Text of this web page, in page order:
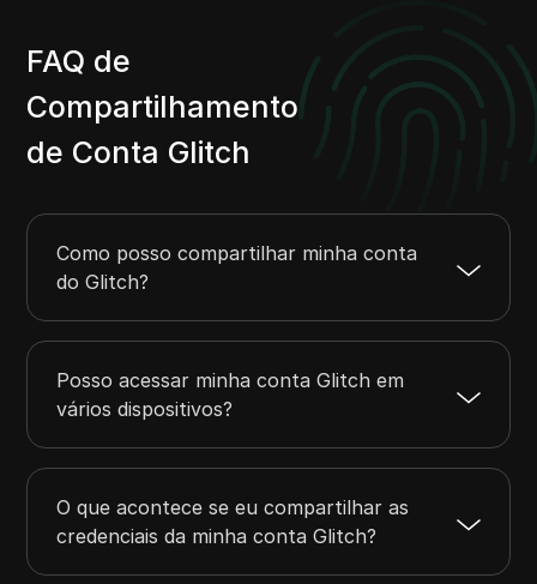
FAQ de
Compartilhamento
de Conta Glitch
Como posso compartilhar minha conta
do Glitch?
Posso acessar minha conta Glitch em
vários dispositivos?
O que acontece se eu compartilhar as
credenciais da minha conta Glitch?